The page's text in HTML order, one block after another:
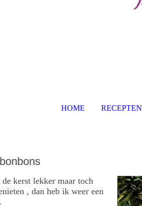
HOME RECEPTEN
kerst lekker maar toch
, dan heb ik weer een